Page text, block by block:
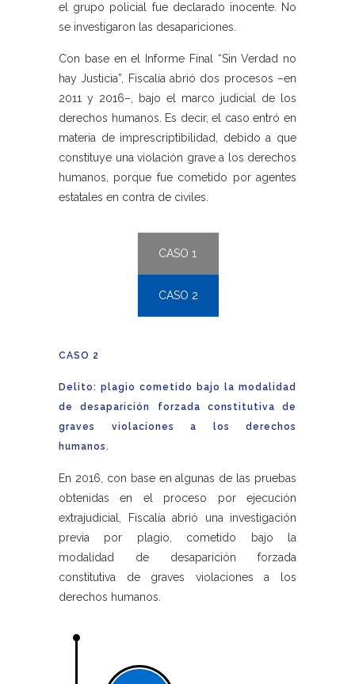
el grupo policial fue declarado inocente. No
se investigaron las desapariciones.
Con base en el Informe Final “Sin Verdad no
hay Justicia”, Fiscalía abrió dos procesos –en
2011 y 2016–, bajo el marco judicial de los
derechos humanos. Es decir, el caso entró en
materia de imprescriptibilidad, debido a que
constituye una violación grave a los derechos
humanos, porque fue cometido por agentes
estatales en contra de civiles.
CASO 1
CASO 2
CASO 2
Delito: plagio cometido bajo la modalidad
de desaparición forzada constitutiva de
graves violaciones a los derechos
humanos.
En 2016, con base en algunas de las pruebas
obtenidas en el proceso por ejecución
extrajudicial, Fiscalía abrió una investigación
previa por plagio, cometido bajo la
modalidad de desaparición forzada
constitutiva de graves violaciones a los
derechos humanos.